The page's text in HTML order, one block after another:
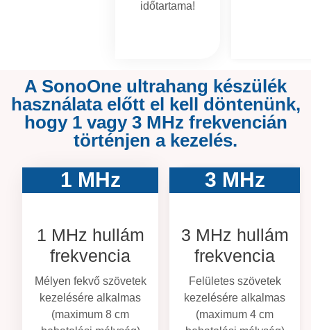
időtartama!
A SonoOne ultrahang készülék
használata előtt el kell döntenünk,
hogy 1 vagy 3 MHz frekvencián
történjen a kezelés.
1 MHz
1 MHz hullám
frekvencia
Mélyen fekvő szövetek
kezelésére alkalmas
(maximum 8 cm
3 MHz
3 MHz hullám
frekvencia
Felületes szövetek
kezelésére alkalmas
(maximum 4 cm